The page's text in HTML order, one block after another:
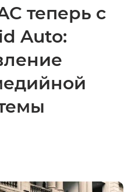
теперь с
Auto: